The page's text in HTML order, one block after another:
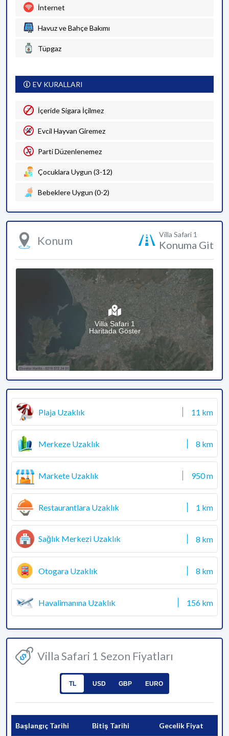
İnternet
Havuz ve Bahçe Bakımı
Tüpgaz
EV KURALLARI
İçeride Sigara İçilmez
Evcil Hayvan Giremez
Parti Düzenlenemez
Çocuklara Uygun (3-12)
Bebeklere Uygun (0-2)
Konum Villa Safari 1
Konuma Git
Villa Safari 1
Haritada Göster
Plaja Uzaklık 11 km
Merkeze Uzaklık 8 km
Markete Uzaklık 950 m
Restaurantlara Uzaklık 1 km
Sağlık Merkezi Uzaklık 8 km
Otogara Uzaklık 8 km
Havalimanına Uzaklık 156 km
Villa Safari 1 Sezon Fiyatları
TL USD GBP EURO
Başlangıç Tarihi Bitiş Tarihi Gecelik Fiyat